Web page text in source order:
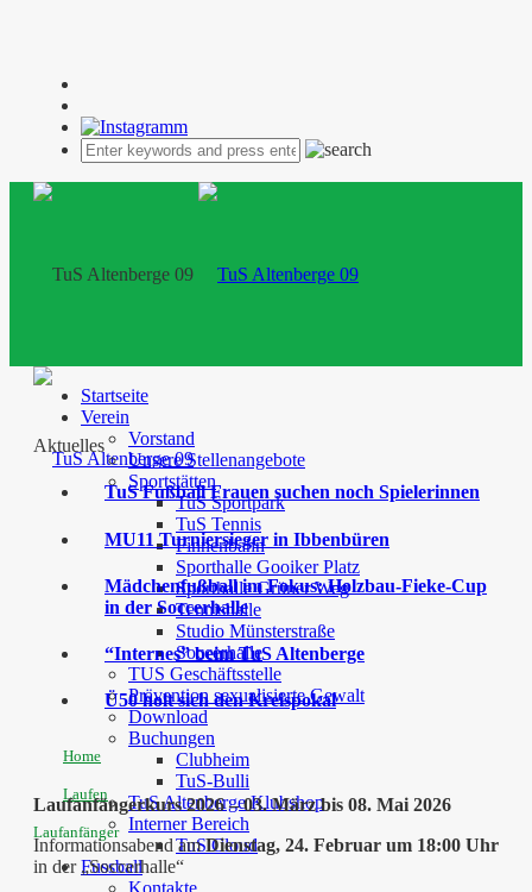
Startseite
Verein
Vorstand
Unsere Stellenangebote
Sportstätten
TuS Sportpark
TuS Tennis
Finnenbahn
Sporthalle Gooiker Platz
Sporthalle Grüner Weg
Tennishalle
Studio Münsterstraße
Soccerhalle
TUS Geschäftsstelle
Prävention sexualisierte Gewalt
Download
Buchungen
Clubheim
TuS-Bulli
TuS Altenberge Klubshop
Interner Bereich
TuS Cloud
Fussball
Kontakte
Aktuelles
TuS Fußball Frauen suchen noch Spielerinnen
MU11 Turniersieger in Ibbenbüren
Mädchenfußball im Fokus: Holzbau-Fieke-Cup
in der Soccerhalle
“Internes” beim TuS Altenberge
Ü50 holt sich den Kreispokal
Home
Laufen
Laufanfänger
Laufanfängerkurs 2026 – 03. März bis 08. Mai 2026
Informationsabend amDienstag, 24. Februar um 18:00 Uhr
in der „Soccerhalle“